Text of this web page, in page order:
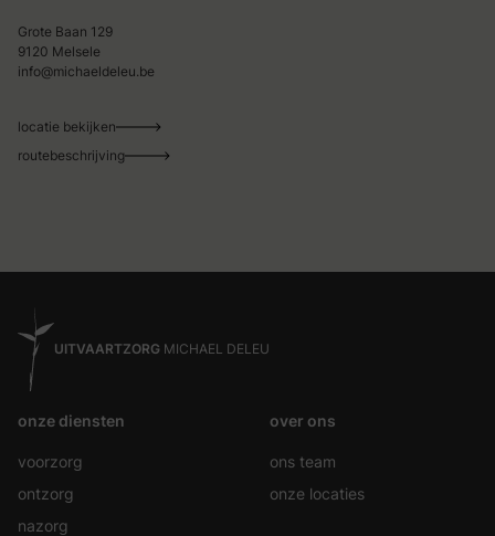
Grote Baan 129
9120 Melsele
info@michaeldeleu.be
locatie bekijken
routebeschrijving
UITVAARTZORG MICHAEL DELEU
onze diensten
voorzorg
ontzorg
nazorg
over ons
ons team
onze locaties